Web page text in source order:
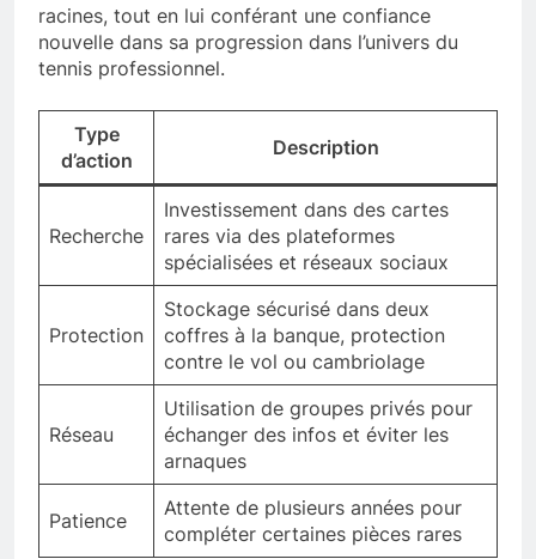
racines, tout en lui conférant une confiance
nouvelle dans sa progression dans l’univers du
tennis professionnel.
Type
d’action
Description
Recherche
Investissement dans des cartes
rares via des plateformes
spécialisées et réseaux sociaux
Protection
Stockage sécurisé dans deux
coffres à la banque, protection
contre le vol ou cambriolage
Réseau
Utilisation de groupes privés pour
échanger des infos et éviter les
arnaques
Patience
Attente de plusieurs années pour
compléter certaines pièces rares